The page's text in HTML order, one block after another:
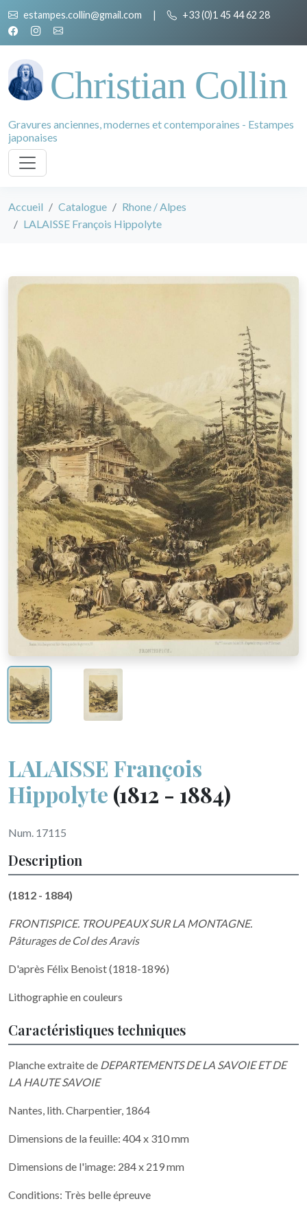
estampes.collin@gmail.com | +33 (0)1 45 44 62 28
Christian Collin
Gravures anciennes, modernes et contemporaines - Estampes
japonaises
Accueil Catalogue
Rhone / Alpes
LALAISSE François Hippolyte
LALAISSE François
Hippolyte (1812 - 1884)
Num. 17115
Description
(1812 - 1884)
FRONTISPICE. TROUPEAUX SUR LA MONTAGNE.
Pâturages de Col des Aravis
D'après Félix Benoist (1818-1896)
Lithographie en couleurs
Caractéristiques techniques
Planche extraite de DEPARTEMENTS DE LA SAVOIE ET DE
LA HAUTE SAVOIE
Nantes, lith. Charpentier, 1864
Dimensions de la feuille: 404 x 310 mm
Dimensions de l'image: 284 x 219 mm
Conditions: Très belle épreuve